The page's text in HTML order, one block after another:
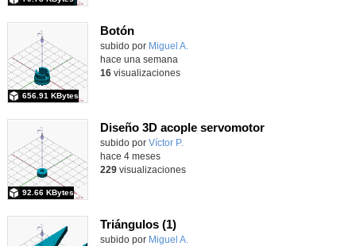
Botón
Contenido educativo.
subido por Miguel A.
656.91 KBytes
hace una semana
16visualizaciones
Diseño 3D acople servomotor
Contenido educativo.
subido por Víctor P.
92.66 KBytes
hace 4 meses
229visualizaciones
Triángulos (1)
Contenido educativo.
subido por Miguel A.